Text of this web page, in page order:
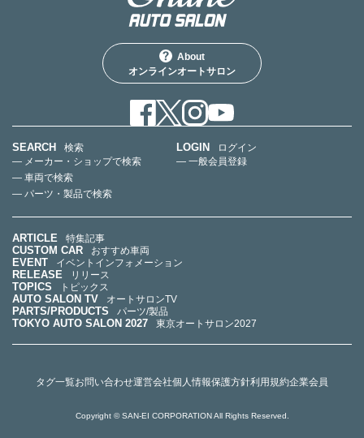
About
オンラインオートサロン
SEARCH
検索
— メーカー・ショップで検索
— 車両で検索
— パーツ・製品で検索
LOGIN
ログイン
— 一般会員登録
ARTICLE 特集記事
CUSTOM CAR おすすめ車両
EVENT イベントインフォメーション
RELEASE リリース
TOPICS トピックス
AUTO SALON TV オートサロンTV
PARTS/PRODUCTS パーツ/製品
TOKYO AUTO SALON 2027 東京オートサロン2027
タグ一覧お問い合わせ運営会社個人情報保護方針利用規約企業会員
Copyright © SAN-EI CORPORATION All Rights Reserved.